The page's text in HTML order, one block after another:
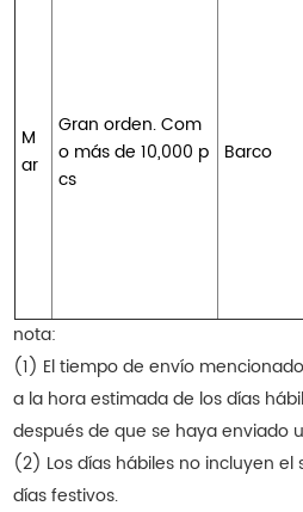
M
ar
Gran orden. Com
o más de 10,000 p
cs
Barco
nota:
(1) El tiempo de envío
a la hora estimada de los días
después de que se haya enviado
(2) Los días hábiles no incluyen
días festivos.